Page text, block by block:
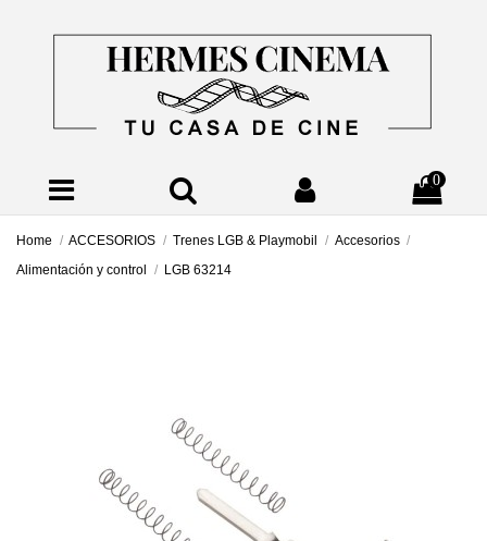
0
Home ACCESORIOS Trenes LGB & Playmobil
Accesorios
Alimentación y control
LGB 63214